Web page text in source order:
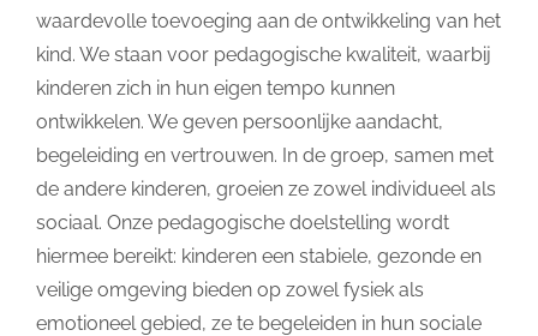
waardevolle toevoeging aan de ontwikkeling van het
kind. We staan voor pedagogische kwaliteit, waarbij
kinderen zich in hun eigen tempo kunnen
ontwikkelen. We geven persoonlijke aandacht,
begeleiding en vertrouwen. In de groep, samen met
de andere kinderen, groeien ze zowel individueel als
sociaal. Onze pedagogische doelstelling wordt
hiermee bereikt: kinderen een stabiele, gezonde en
veilige omgeving bieden op zowel fysiek als
emotioneel gebied, ze te begeleiden in hun sociale